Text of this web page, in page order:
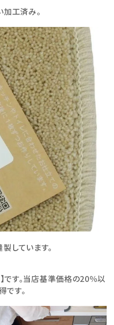
加工済み。
しています。
です。当店基準価格の20％以
です。